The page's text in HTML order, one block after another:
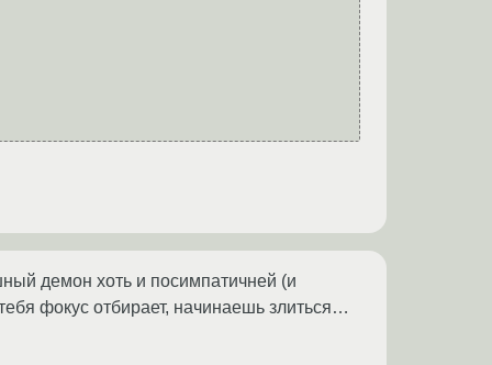
демон хоть и посимпатичней (и
фокус отбирает, начинаешь злиться…